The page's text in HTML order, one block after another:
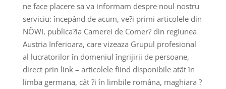
ne face placere sa va informam despre noul nostru
serviciu: începând de acum, ve?i primi articolele din
NÖWI, publica?ia Camerei de Comer? din regiunea
Austria Inferioara, care vizeaza Grupul profesional
al lucratorilor în domeniul îngrijirii de persoane,
direct prin link – articolele fiind disponibile atât în
limba germana, cât ?i în limbile româna, maghiara ?